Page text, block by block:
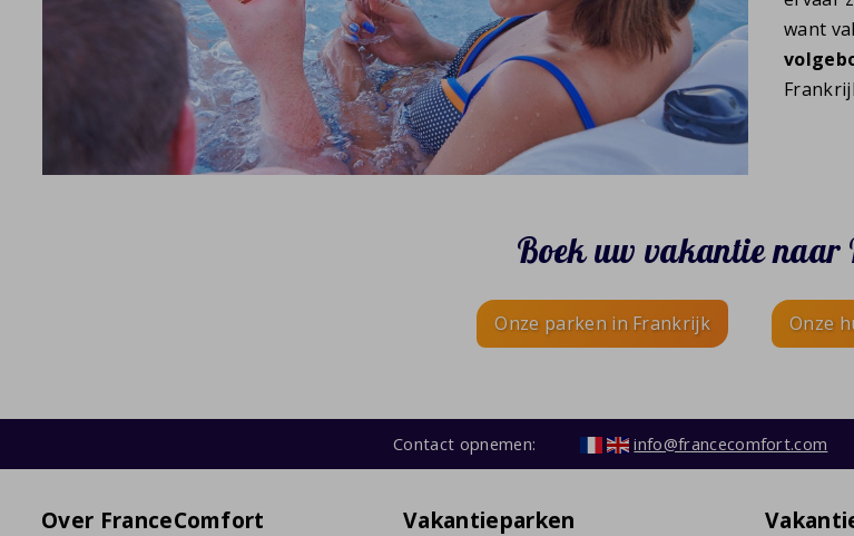
want
Boek uw vakantie
Onze parken in Frankrijk Onze
Contact opnemen: info@francecomfort.com
Over FranceComfort Vakantieparken